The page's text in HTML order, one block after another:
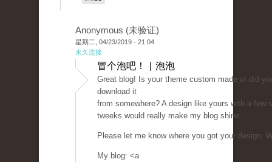
Anonymous (未验证)
星期二, 04/23/2019 - 21:04
永久连接
冒个泡吧！ | 泡泡
Great blog! Is your theme custom made or did
download it
from somewhere? A design like yours with a few
tweeks would really make my blog shine.
Please let me know where you got your design.
My blog: <a